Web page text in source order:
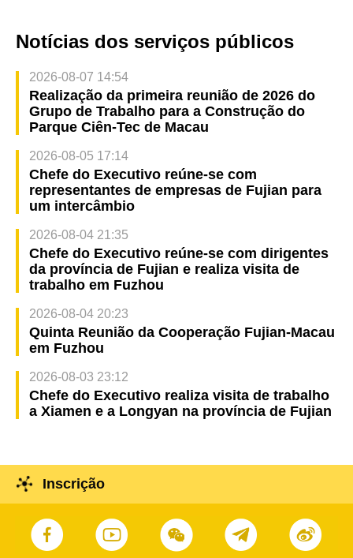
Notícias dos serviços públicos
2026-08-07 14:54
Realização da primeira reunião de 2026 do
Grupo de Trabalho para a Construção do
Parque Ciên-Tec de Macau
2026-08-05 17:14
Chefe do Executivo reúne-se com
representantes de empresas de Fujian para
um intercâmbio
2026-08-04 21:35
Chefe do Executivo reúne-se com dirigentes
da província de Fujian e realiza visita de
trabalho em Fuzhou
2026-08-04 20:23
Quinta Reunião da Cooperação Fujian-Macau
em Fuzhou
2026-08-03 23:12
Chefe do Executivo realiza visita de trabalho
a Xiamen e a Longyan na província de Fujian
Inscrição